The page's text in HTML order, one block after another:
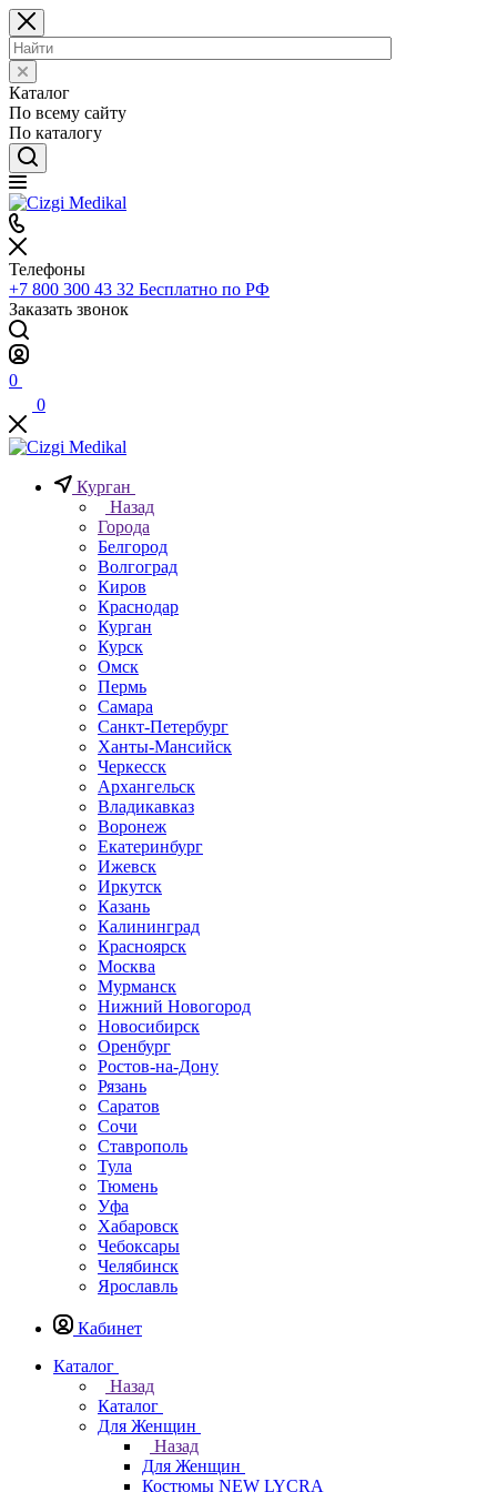
Каталог
По всему сайту
По каталогу
Телефоны
+7 800 300 43 32 Бесплатно по РФ
Заказать звонок
0
0
Курган
Назад
Города
Белгород
Волгоград
Киров
Краснодар
Курган
Курск
Омск
Пермь
Самара
Санкт-Петербург
Ханты-Мансийск
Черкесск
Архангельск
Владикавказ
Воронеж
Екатеринбург
Ижевск
Иркутск
Казань
Калининград
Красноярск
Москва
Мурманск
Нижний Новогород
Новосибирск
Оренбург
Ростов-на-Дону
Рязань
Саратов
Сочи
Ставрополь
Тула
Тюмень
Уфа
Хабаровск
Чебоксары
Челябинск
Ярославль
Кабинет
Каталог
Назад
Каталог
Для Женщин
Назад
Для Женщин
Костюмы NEW LYCRA